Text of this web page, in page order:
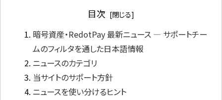
目次
暗号資産・RedotPay 最新ニュース ― サポートチー
ムのフィルタを通した日本語情報
ニュースのカテゴリ
当サイトのサポート方針
ニュースを使い分けるヒント